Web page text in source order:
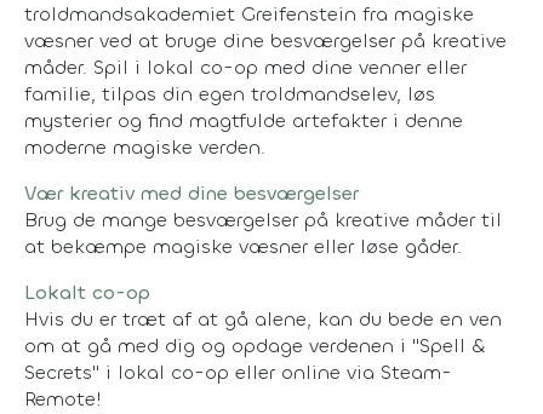
troldmandsakademiet Greifenstein fra magiske
væsner ved at bruge dine besværgelser på kreative
måder. Spil i lokal co-op med dine venner eller
familie, tilpas din egen troldmandselev, løs
mysterier og find magtfulde artefakter i denne
moderne magiske verden.
Vær kreativ med dine besværgelser
Brug de mange besværgelser på kreative måder til
at bekæmpe magiske væsner eller løse gåder.
Lokalt co-op
Hvis du er træt af at gå alene, kan du bede en ven
om at gå med dig og opdage verdenen i "Spell &
Secrets" i lokal co-op eller online via Steam-
Remote!